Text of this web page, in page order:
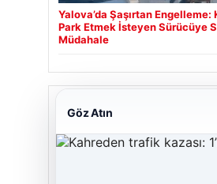
Yalova’da Şaşırtan Engelleme:
Park Etmek İsteyen Sürücüye
Müdahale
Cengiz Sigorta
Göz Atın